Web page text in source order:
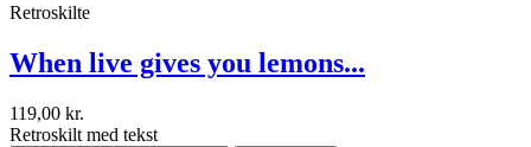
Retroskilte
When live gives you lemons...
119,00 kr.
Retroskilt med tekst